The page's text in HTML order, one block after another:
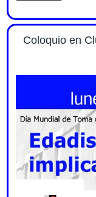
Coloquio en